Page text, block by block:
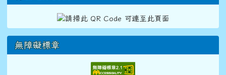
無障礙標章